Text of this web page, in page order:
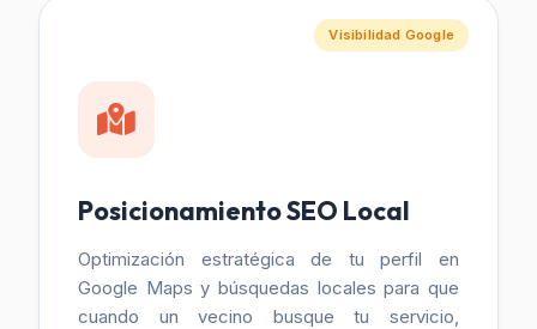
Visibilidad Google
Posicionamiento SEO Local
Optimización estratégica de tu perfil en
Google Maps y búsquedas locales para que
cuando un vecino busque tu servicio,